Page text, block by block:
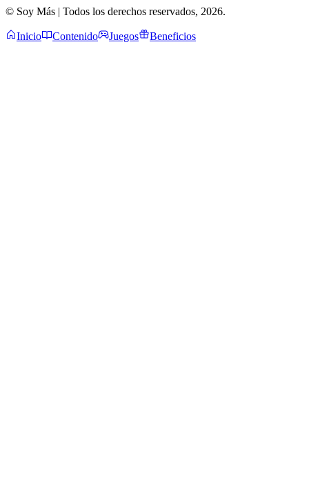
© Soy Más | Todos los derechos reservados, 2026.
Inicio Contenido Juegos Beneficios